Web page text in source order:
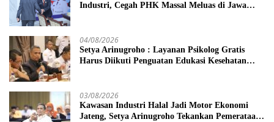
Industri, Cegah PHK Massal Meluas di Jawa
04/08/2026
Setya Arinugroho : Layanan Psikolog Gratis
Harus Diikuti Penguatan Edukasi Kesehatan
03/08/2026
Kawasan Industri Halal Jadi Motor Ekonomi
Jateng, Setya Arinugroho Tekankan Pemerataan